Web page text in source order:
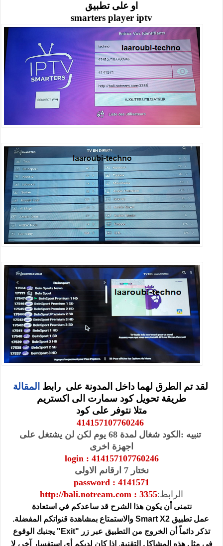
او على تطبيق
smarters player iptv
لقد تم الطرق لهما داخل المدونة على رابط المقالة
طريقة تحويل كود سمارت الى اكستريم
متلا نتوفر على كود
تنبيه :الكود شغال لمدة 68 يوم لكن لن يشتغل على
اجهزة اخرى
login : 414157107760246
نختار 7 ارقانم الاولى
password : 4141571
الرابط:
http://bali.notream.com : 3355
نتمنى أن يكون هذا الشرح قد ساعدكم في استعادة
عمل تطبيقSmart X2 والاستمتاع بمشاهدة قنواتكم المفضلة.
تذكر دائماً أن الخروج من التطبيق عبر زر "Exit" يجنبك الوقوع
في مثل هذه المشاكل التقنية. إذا كان لديكم أي استفسار آخر، لا